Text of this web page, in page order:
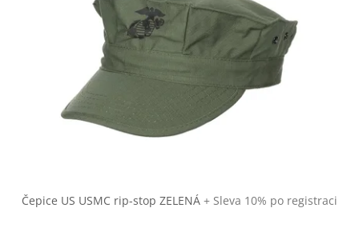
Čepice US USMC rip-stop ZELENÁ + Sleva 10% po registraci